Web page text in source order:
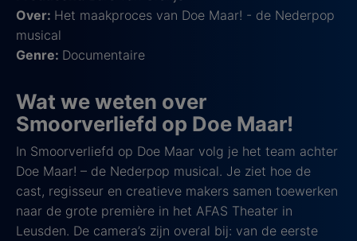
Over: Het maakproces van Doe Maar! - de Nederpop
musical
Genre: Documentaire
Wat we weten over
Smoorverliefd op Doe Maar!
In Smoorverliefd op Doe Maar volg je het team achter
Doe Maar! – de Nederpop musical. Je ziet hoe de
cast, regisseur en creatieve makers samen toewerken
naar de grote première in het AFAS Theater in
Leusden. De camera’s zijn overal bij: van de eerste